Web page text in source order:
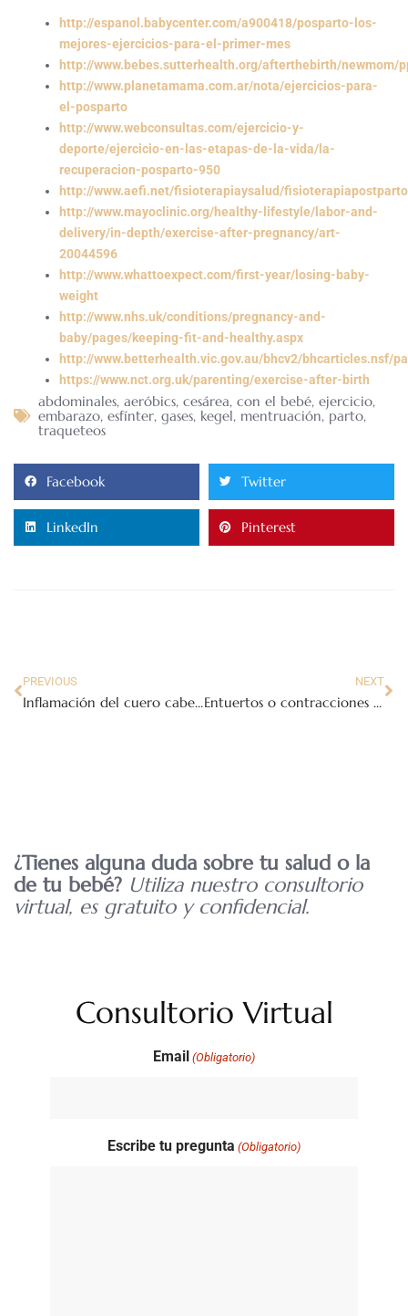
http://espanol.babycenter.com/a900418/posparto-los-
mejores-ejercicios-para-el-primer-mes
http://www.bebes.sutterhealth.org/afterthebirth/newmom/
http://www.planetamama.com.ar/nota/ejercicios-para-
el-posparto
http://www.webconsultas.com/ejercicio-y-
deporte/ejercicio-en-las-etapas-de-la-vida/la-
recuperacion-posparto-950
http://www.aefi.net/fisioterapiaysalud/
http://www.mayoclinic.org/healthy-lifestyle/labor-and-
delivery/in-depth/exercise-after-pregnancy/art-
20044596
http://www.whattoexpect.com/first-year/losing-baby-
weight
http://www.nhs.uk/conditions/pregnancy-and-
baby/pages/keeping-fit-and-healthy.aspx
http://www.betterhealth.vic.gov.au/bhcv2/bhcarticles.nsf/
https://www.nct.org.uk/parenting/exercise-after-birth
abdominales, aeróbics, cesárea, con el bebé, ejercicio,
embarazo, esfínter, gases, kegel, mentruación,parto,
traqueteos
Facebook Twitter
LinkedIn Pinterest
PREVIOUS
Inflamación del cuero cabelludo del recién nacido o caput
NEXT
Entuertos o contracciones uterinas postparto
¿Tienes alguna duda sobre tu salud o la
de tu bebé? Utiliza nuestro consultorio
virtual, es gratuito y confidencial.
Consultorio Virtual
Email (Obligatorio)
Escribe tu pregunta (Obligatorio)